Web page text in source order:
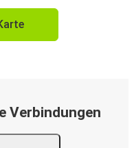
Verbindungen